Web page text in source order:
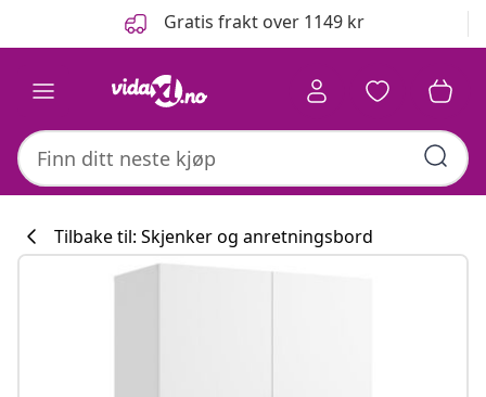
Gratis frakt over 1149 kr
Tilbake til: Skjenker og anretningsbord